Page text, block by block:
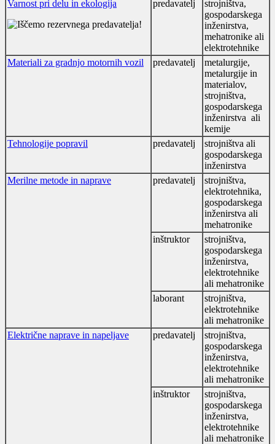
Varnost pri delu in ekologija predavatelj
strojništva,
gospodarskega
inženirstva,
mehatronike ali
elektrotehnike
Materiali za gradnjo motornih vozil
predavatelj
metalurgije,
metalurgije in
materialov,
strojništva,
gospodarskega
inženirstva ali
kemije
Tehnologije popravil
predavatelj
strojništva ali
gospodarskega
inženirstva
Merilne metode in naprave
predavatelj
strojništva,
elektrotehnika,
gospodarskega
inženirstva ali
mehatronike
inštruktor
strojništva,
gospodarskega
inženirstva,
elektrotehnike
ali mehatronike
laborant
strojništva,
elektrotehnike
ali mehatronike
Električne naprave in napeljave
predavatelj
strojništva,
gospodarskega
inženirstva,
elektrotehnike
ali mehatronike
inštruktor
strojništva,
gospodarskega
inženirstva,
elektrotehnike
ali mehatronike